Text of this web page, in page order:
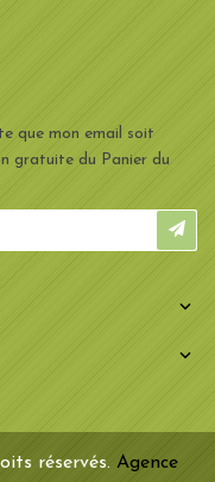
que mon email soit
gratuite du Panier du


réservés. Agence